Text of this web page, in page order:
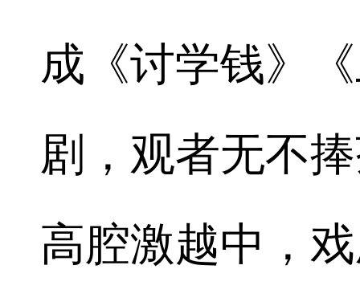
成《讨学钱》
剧，观者无不
高腔激越中，